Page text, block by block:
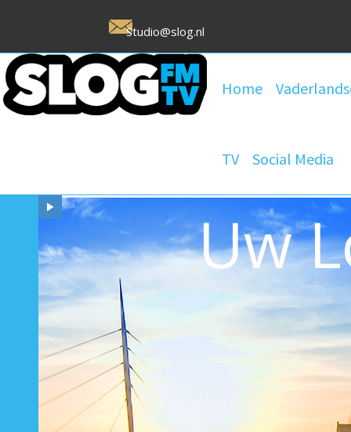
Studio@slog.nl
Home
TV Social Media
Uw